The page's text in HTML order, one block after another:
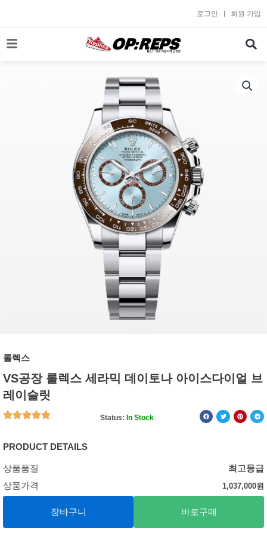
로
로그인 회원 가입
롤렉스
VS공장 롤렉스 세라믹 데이토나 아이스다이얼 브
레이슬릿
Status: In Stock
PRODUCT DETAILS
상품품질
최고등급
상품가격
1,037,000원
장바구니 바로구매